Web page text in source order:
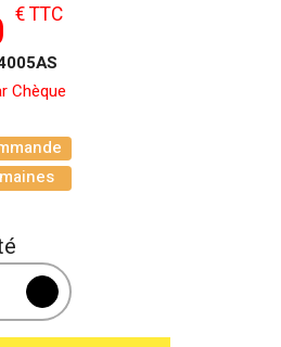
€ TTC
Chèque